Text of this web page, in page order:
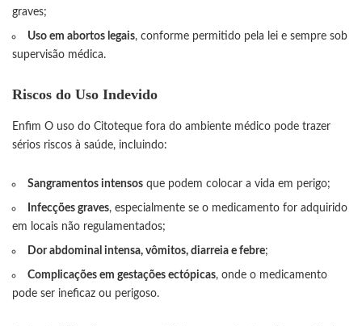
graves;
Uso em abortos legais, conforme permitido pela lei e sempre sob
supervisão médica.
Riscos do Uso Indevido
Enfim O uso do Citoteque fora do ambiente médico pode trazer
sérios riscos à saúde, incluindo:
Sangramentos intensosque podem colocar a vida em perigo;
Infecções graves, especialmente se o medicamento for adquirido
em locais não regulamentados;
Dor abdominal intensa, vômitos, diarreia e febre;
Complicações em gestações ectópicas, onde o medicamento
pode ser ineficaz ou perigoso.